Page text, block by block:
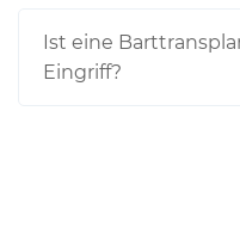
Ist eine
Eingriff?